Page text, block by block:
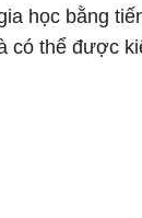
học bằng
có thể được